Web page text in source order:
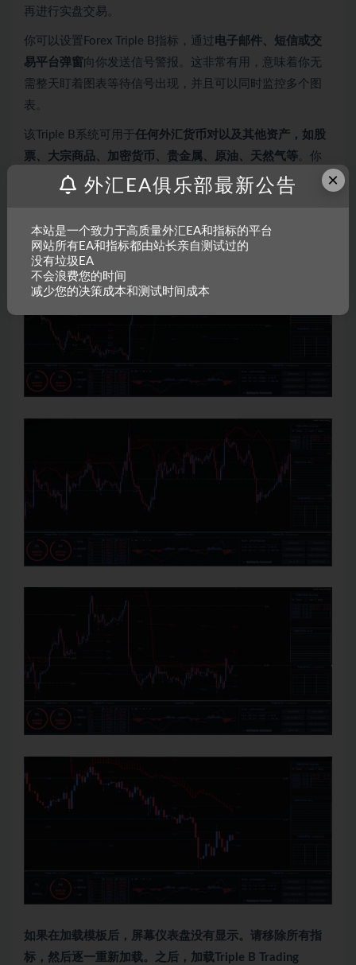
再进行实盘交易。
你可以设置Forex Triple B指标，通过电子邮件、短信或交
易平台弹窗向你发送信号警报。这非常有用，意味着你无
需整天盯着图表等待信号出现，并且可以同时监控多个图
表。
该Triple B系统可用于任何外汇货币对以及其他资产，如股
票、大宗商品、加密货币、贵金属、原油、天然气等 。你
也可以在任何适合你的时间框架上使用它，从1分钟图到月
使用方法
如果在加载模板后，屏幕仪表盘没有显示。请移除所有指
标，然后逐一重新加载。之后，加载Triple B Trading
×
外汇EA俱乐部最新公告
本站是一个致力于高质量外汇EA和指标的平台
网站所有EA和指标都由站长亲自测试过的
没有垃圾EA
不会浪费您的时间
减少您的决策成本和测试时间成本